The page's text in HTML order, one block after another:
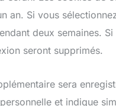
an. Si vous
deux semaines.
seront supprimés.
sera
et indique